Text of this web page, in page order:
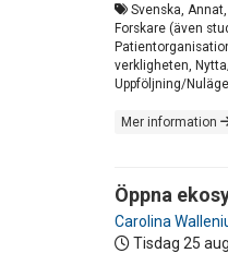
Svenska,
Forskare (även
verkligheten,
Uppföljning/
Mer information
Öppna
Carolina
Tisdag 25